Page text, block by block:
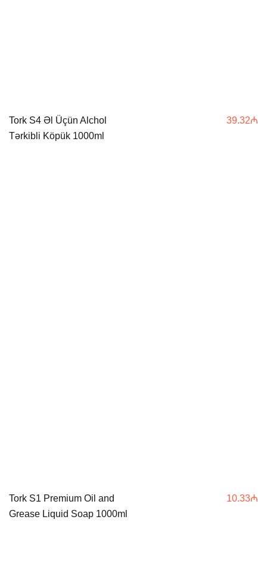
Tork S4 Əl Üçün Alchol
Tərkibli Köpük 1000ml
39.32₼
Tork S1 Premium Oil and
Grease Liquid Soap 1000ml
10.33₼